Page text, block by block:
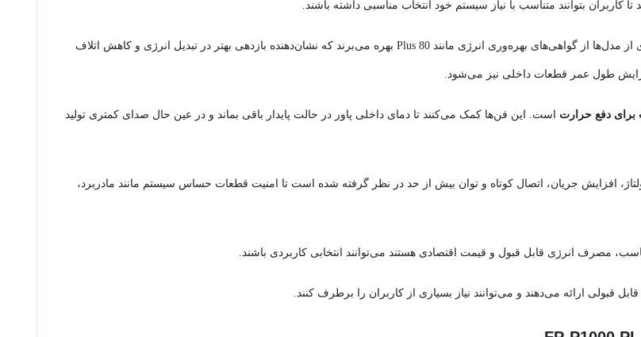
این منابع تغذیه با استفاده از استانداردهای رایج صنعت طراحی شده‌اند و در بسیاری از مدل‌ها از گواهی‌های بهره‌وری انرژی مانند 80 Plus بهره می‌برند که نشان‌دهنده بازدهی بهتر در تبدیل انرژی و کاهش اتلاف
طول عمر قطعات داخلی نیز می‌شود.
برای دفع حرارت است. این فن‌ها کمک می‌کنند تا دمای داخلی پاور در حالت پایدار باقی بماند و در عین حال صدای کمتری تولید
افزایش جریان، اتصال کوتاه و توان بیش از حد در نظر گرفته شده است تا امنیت قطعات حساس سیستم مانند مادربرد،
مصرف انرژی قابل قبول و قیمت اقتصادی هستند می‌توانند انتخابی کاربردی باشند.
قبولی ارائه می‌دهند و می‌توانند نیاز بسیاری از کاربران را برطرف کنند.